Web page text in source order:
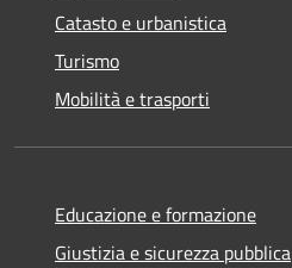
Catasto e urbanistica
Turismo
Mobilità e trasporti
Educazione e formazione
Giustizia e sicurezza pubblica